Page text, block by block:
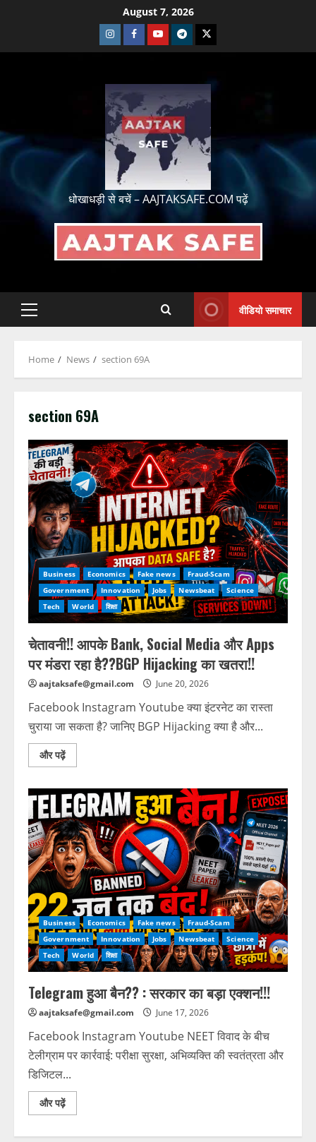
August 7, 2026
धोखाधड़ी से बचें – AAJTAKSAFE.COM पढ़ें
वीडियो समाचार
Home News section 69A
section 69A
Business Economics Fake news
Fraud-Scam
Government
Innovation Jobs Newsbeat
Science
Tech
World शिक्षा
चेतावनी!! आपके Bank, Social Media और Apps
पर मंडरा रहा है??BGP Hijacking का खतरा!!
aajtaksafe@gmail.com June 20, 2026
Facebook Instagram Youtube क्या इंटरनेट का रास्ता
चुराया जा सकता है? जानिए BGP Hijacking क्या है और...
और पढ़ें
Business Economics Fake news
Fraud-Scam
Government
Innovation Jobs Newsbeat
Science
Tech
World शिक्षा
Telegram हुआ बैन?? : सरकार का बड़ा एक्शन!!!
aajtaksafe@gmail.com June 17, 2026
Facebook Instagram Youtube NEET विवाद के बीच
टेलीग्राम पर कार्रवाई: परीक्षा सुरक्षा, अभिव्यक्ति की स्वतंत्रता और
डिजिटल...
और पढ़ें